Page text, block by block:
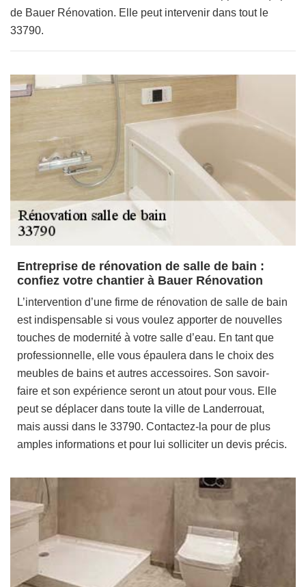
de Bauer Rénovation. Elle peut intervenir dans tout le
33790.
Entreprise de rénovation de salle de bain :
confiez votre chantier à Bauer Rénovation
L’intervention d’une firme de rénovation de salle de bain
est indispensable si vous voulez apporter de nouvelles
touches de modernité à votre salle d’eau. En tant que
professionnelle, elle vous épaulera dans le choix des
meubles de bains et autres accessoires. Son savoir-
faire et son expérience seront un atout pour vous. Elle
peut se déplacer dans toute la ville de Landerrouat,
mais aussi dans le 33790. Contactez-la pour de plus
amples informations et pour lui solliciter un devis précis.